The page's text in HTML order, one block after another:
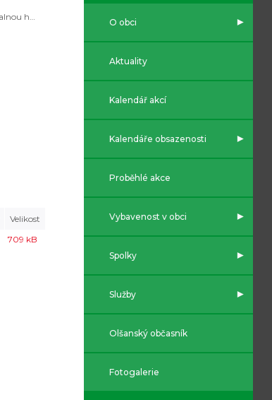
Pozvánka na valnou hromadu Rakovec
Velikost
709 kB
O obci
Aktuality
Kalendář akcí
Kalendáře obsazenosti
Proběhlé akce
Vybavenost v obci
Spolky
Služby
Olšanský občasník
Fotogalerie